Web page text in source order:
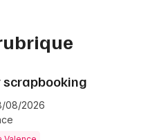
08/2026